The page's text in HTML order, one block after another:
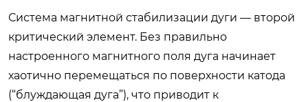
Система магнитной стабилизации дуги — второй
критический элемент. Без правильно
настроенного магнитного поля дуга начинает
хаотично перемещаться по поверхности катода
(“блуждающая дуга”), что приводит к